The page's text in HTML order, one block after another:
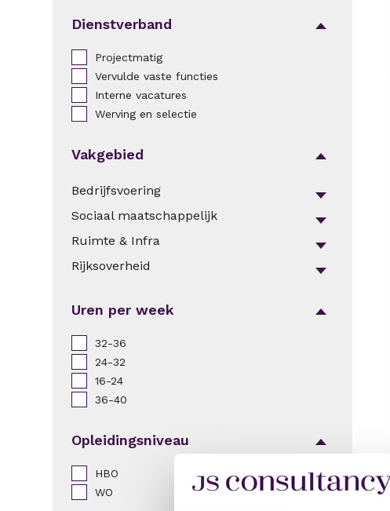
Dienstverband
Projectmatig
Vervulde vaste functies
Interne vacatures
Werving en selectie
Vakgebied
Bedrijfsvoering
Sociaal maatschappelijk
Ruimte & Infra
Rijksoverheid
Uren per week
32-36
24-32
16-24
36-40
Opleidingsniveau
HBO
WO